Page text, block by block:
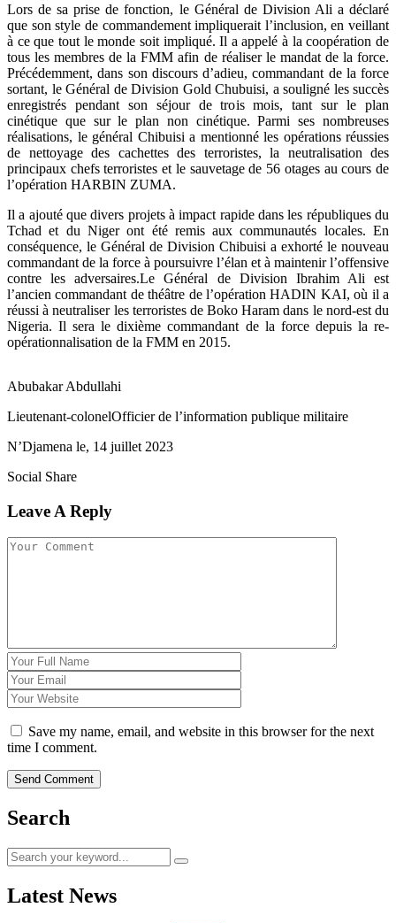
Lors de sa prise de fonction, le Général de Division Ali a déclaré
que son style de commandement impliquerait l’inclusion, en veillant
à ce que tout le monde soit impliqué. Il a appelé à la coopération de
tous les membres de la FMM afin de réaliser le mandat de la force.
Précédemment, dans son discours d’adieu, commandant de la force
sortant, le Général de Division Gold Chubuisi, a souligné les succès
enregistrés pendant son séjour de trois mois, tant sur le plan
cinétique que sur le plan non cinétique. Parmi ses nombreuses
réalisations, le général Chibuisi a mentionné les opérations réussies
de nettoyage des cachettes des terroristes, la neutralisation des
principaux chefs terroristes et le sauvetage de 56 otages au cours de
l’opération HARBIN ZUMA.
Il a ajouté que divers projets à impact rapide dans les républiques du
Tchad et du Niger ont été remis aux communautés locales. En
conséquence, le Général de Division Chibuisi a exhorté le nouveau
commandant de la force à poursuivre l’élan et à maintenir l’offensive
contre les adversaires.Le Général de Division Ibrahim Ali est
l’ancien commandant de théâtre de l’opération HADIN KAI, où il a
réussi à neutraliser les terroristes de Boko Haram dans le nord-est du
Nigeria. Il sera le dixième commandant de la force depuis la re-
opérationnalisation de la FMM en 2015.
Abubakar Abdullahi
Lieutenant-colonelOfficier de l’information publique militaire
N’Djamena le, 14 juillet 2023
Social Share
Leave A Reply
Save my name, email, and website in this browser for the next
time I comment.
Search
Latest News